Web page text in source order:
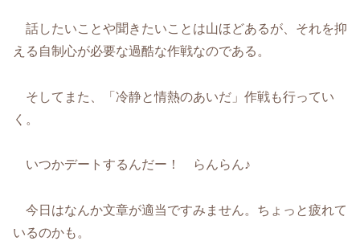
話したいことや聞きたいことは山ほどあるが、それを抑
える自制心が必要な過酷な作戦なのである。
そしてまた、「冷静と情熱のあいだ」作戦も行ってい
く。
いつかデートするんだー！ らんらん♪
今日はなんか文章が適当ですみません。ちょっと疲れて
いるのかも。